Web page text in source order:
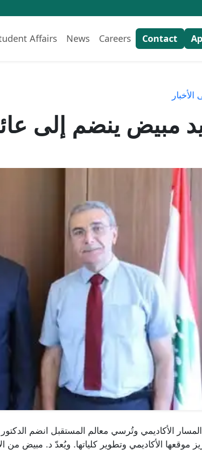
Affairs News Careers Contact
مبيض ينضم إلى
موقعها الأكاديمي وتطوير كلياتها. ويُعدّ د. مبيض من